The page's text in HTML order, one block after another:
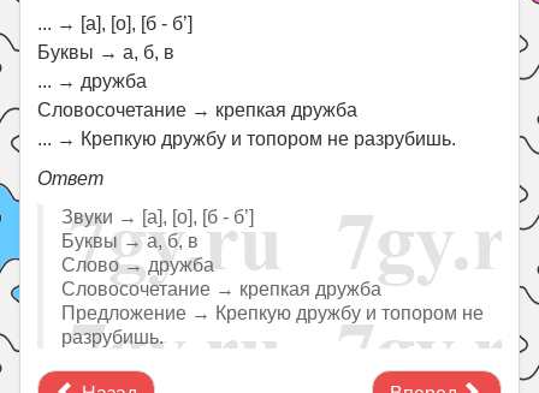
... → [а], [о], [б - б’]
Буквы → а, б, в
... → дружба
Словосочетание → крепкая дружба
... → Крепкую дружбу и топором не разрубишь.
Ответ
Звуки → [а], [о], [б - б’]
Буквы → а, б, в
Слово → дружба
Словосочетание → крепкая дружба
Предложение → Крепкую дружбу и топором не
разрубишь.